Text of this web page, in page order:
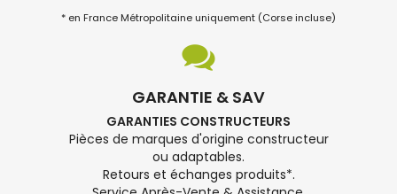
* en France Métropolitaine uniquement (Corse incluse)
GARANTIE & SAV
GARANTIES CONSTRUCTEURS
Pièces de marques d'origine constructeur
ou adaptables.
Retours et échanges produits*.